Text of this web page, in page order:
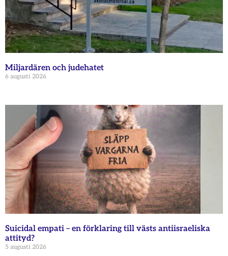
Miljardären och judehatet
6 augusti 2026
Suicidal empati – en förklaring till västs antiisraeliska
attityd?
5 augusti 2026